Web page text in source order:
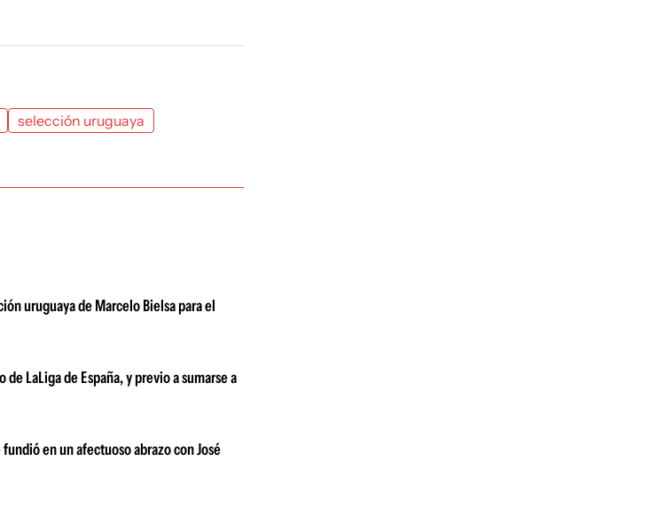
selección uruguaya
uruguaya de Marcelo Bielsa para el
LaLiga de España, y previo a sumarse a
en un afectuoso abrazo con José